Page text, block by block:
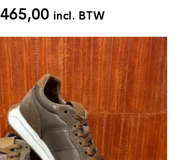
465,00 incl. BTW